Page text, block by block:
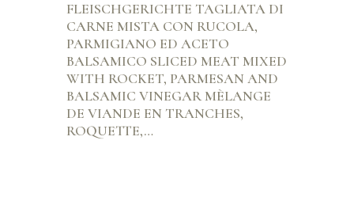
FLEISCHGERICHTE TAGLIATA DI
CARNE MISTA CON RUCOLA,
PARMIGIANO ED ACETO
BALSAMICO SLICED MEAT MIXED
WITH ROCKET, PARMESAN AND
BALSAMIC VINEGAR MÈLANGE
DE VIANDE EN TRANCHES,
ROQUETTE,…